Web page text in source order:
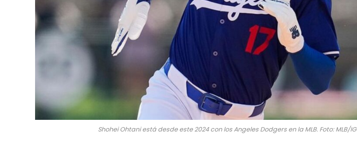
Shohei Ohtani está desde este 2024 con los Angeles Dodgers en la MLB. Foto: MLB/IG